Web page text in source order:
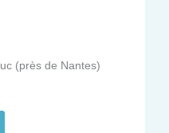
(près de Nantes)